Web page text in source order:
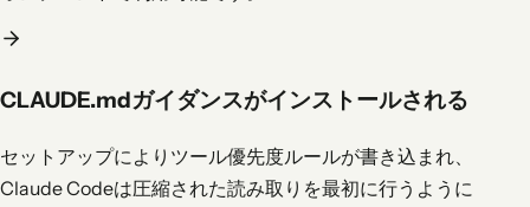
CLAUDE.mdガイダンスがインストールされる
セットアップによりツール優先度ルールが書き込まれ、
Claude Codeは圧縮された読み取りを最初に行うように